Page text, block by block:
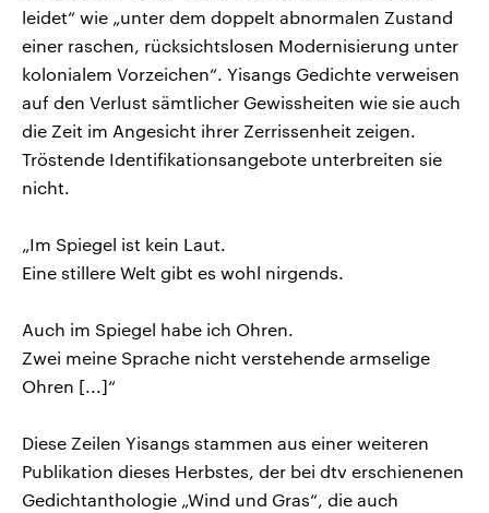
leidet“ wie „unter dem doppelt abnormalen Zustand
einer raschen, rücksichtslosen Modernisierung unter
kolonialem Vorzeichen“. Yisangs Gedichte verweisen
auf den Verlust sämtlicher Gewissheiten wie sie auch
die Zeit im Angesicht ihrer Zerrissenheit zeigen.
Tröstende Identifikationsangebote unterbreiten sie
nicht.
„Im Spiegel ist kein Laut.
Eine stillere Welt gibt es wohl nirgends.
Auch im Spiegel habe ich Ohren.
Zwei meine Sprache nicht verstehende armselige
Ohren [...]“
Diese Zeilen Yisangs stammen aus einer weiteren
Publikation dieses Herbstes, der bei dtv erschienenen
Gedichtanthologie „Wind und Gras“, die auch